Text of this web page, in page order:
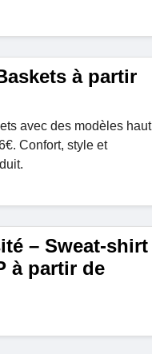
à partir
avec des modèles haut
Confort, style et
– Sweat-shirt
à partir de